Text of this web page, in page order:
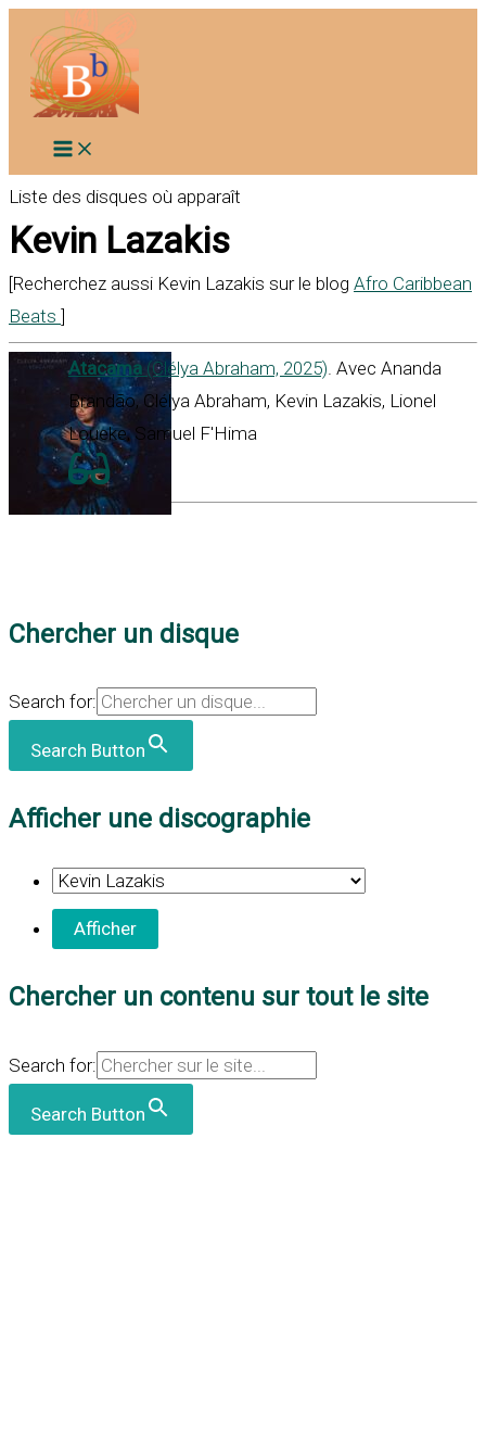
contenu
Liste des disques où apparaît
Kevin Lazakis
[Recherchez aussi Kevin Lazakis sur le blog Afro Caribbean
Beats ]
Atacama(Clélya Abraham, 2025). Avec Ananda
Brandão, Clélya Abraham, Kevin Lazakis, Lionel
Loueke, Samuel F'Hima
Chercher un disque
Search for:
Search Button
Afficher une discographie
Chercher un contenu sur tout le site
Search for:
Search Button